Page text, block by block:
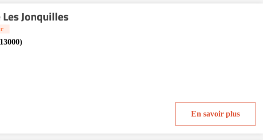
Jonquilles
En savoir plus